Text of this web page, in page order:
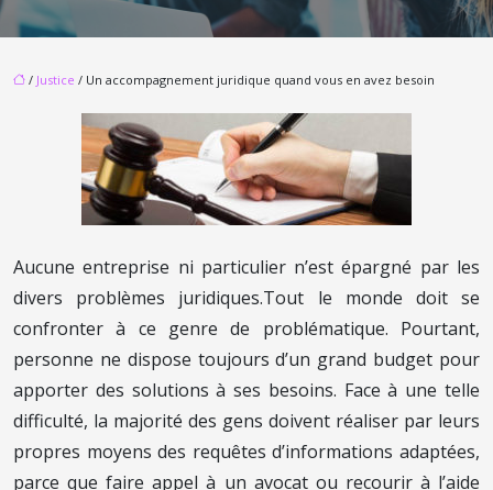
/ Justice / Un accompagnement juridique quand vous en avez besoin
Aucune entreprise ni particulier n’est épargné par les
divers problèmes juridiques.Tout le monde doit se
confronter à ce genre de problématique. Pourtant,
personne ne dispose toujours d’un grand budget pour
apporter des solutions à ses besoins. Face à une telle
difficulté, la majorité des gens doivent réaliser par leurs
propres moyens des requêtes d’informations adaptées,
parce que faire appel à un avocat ou recourir à l’aide